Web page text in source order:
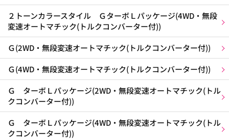
２トーンカラースタイル ＧターボＬパッケージ(4WD・無段
変速オートマチック(トルクコンバーター付))
Ｇ(2WD・無段変速オートマチック(トルクコンバーター付))
Ｇ(4WD・無段変速オートマチック(トルクコンバーター付))
Ｇ ターボＬパッケージ(2WD・無段変速オートマチック(トル
クコンバーター付))
Ｇ ターボＬパッケージ(4WD・無段変速オートマチック(トル
クコンバーター付))